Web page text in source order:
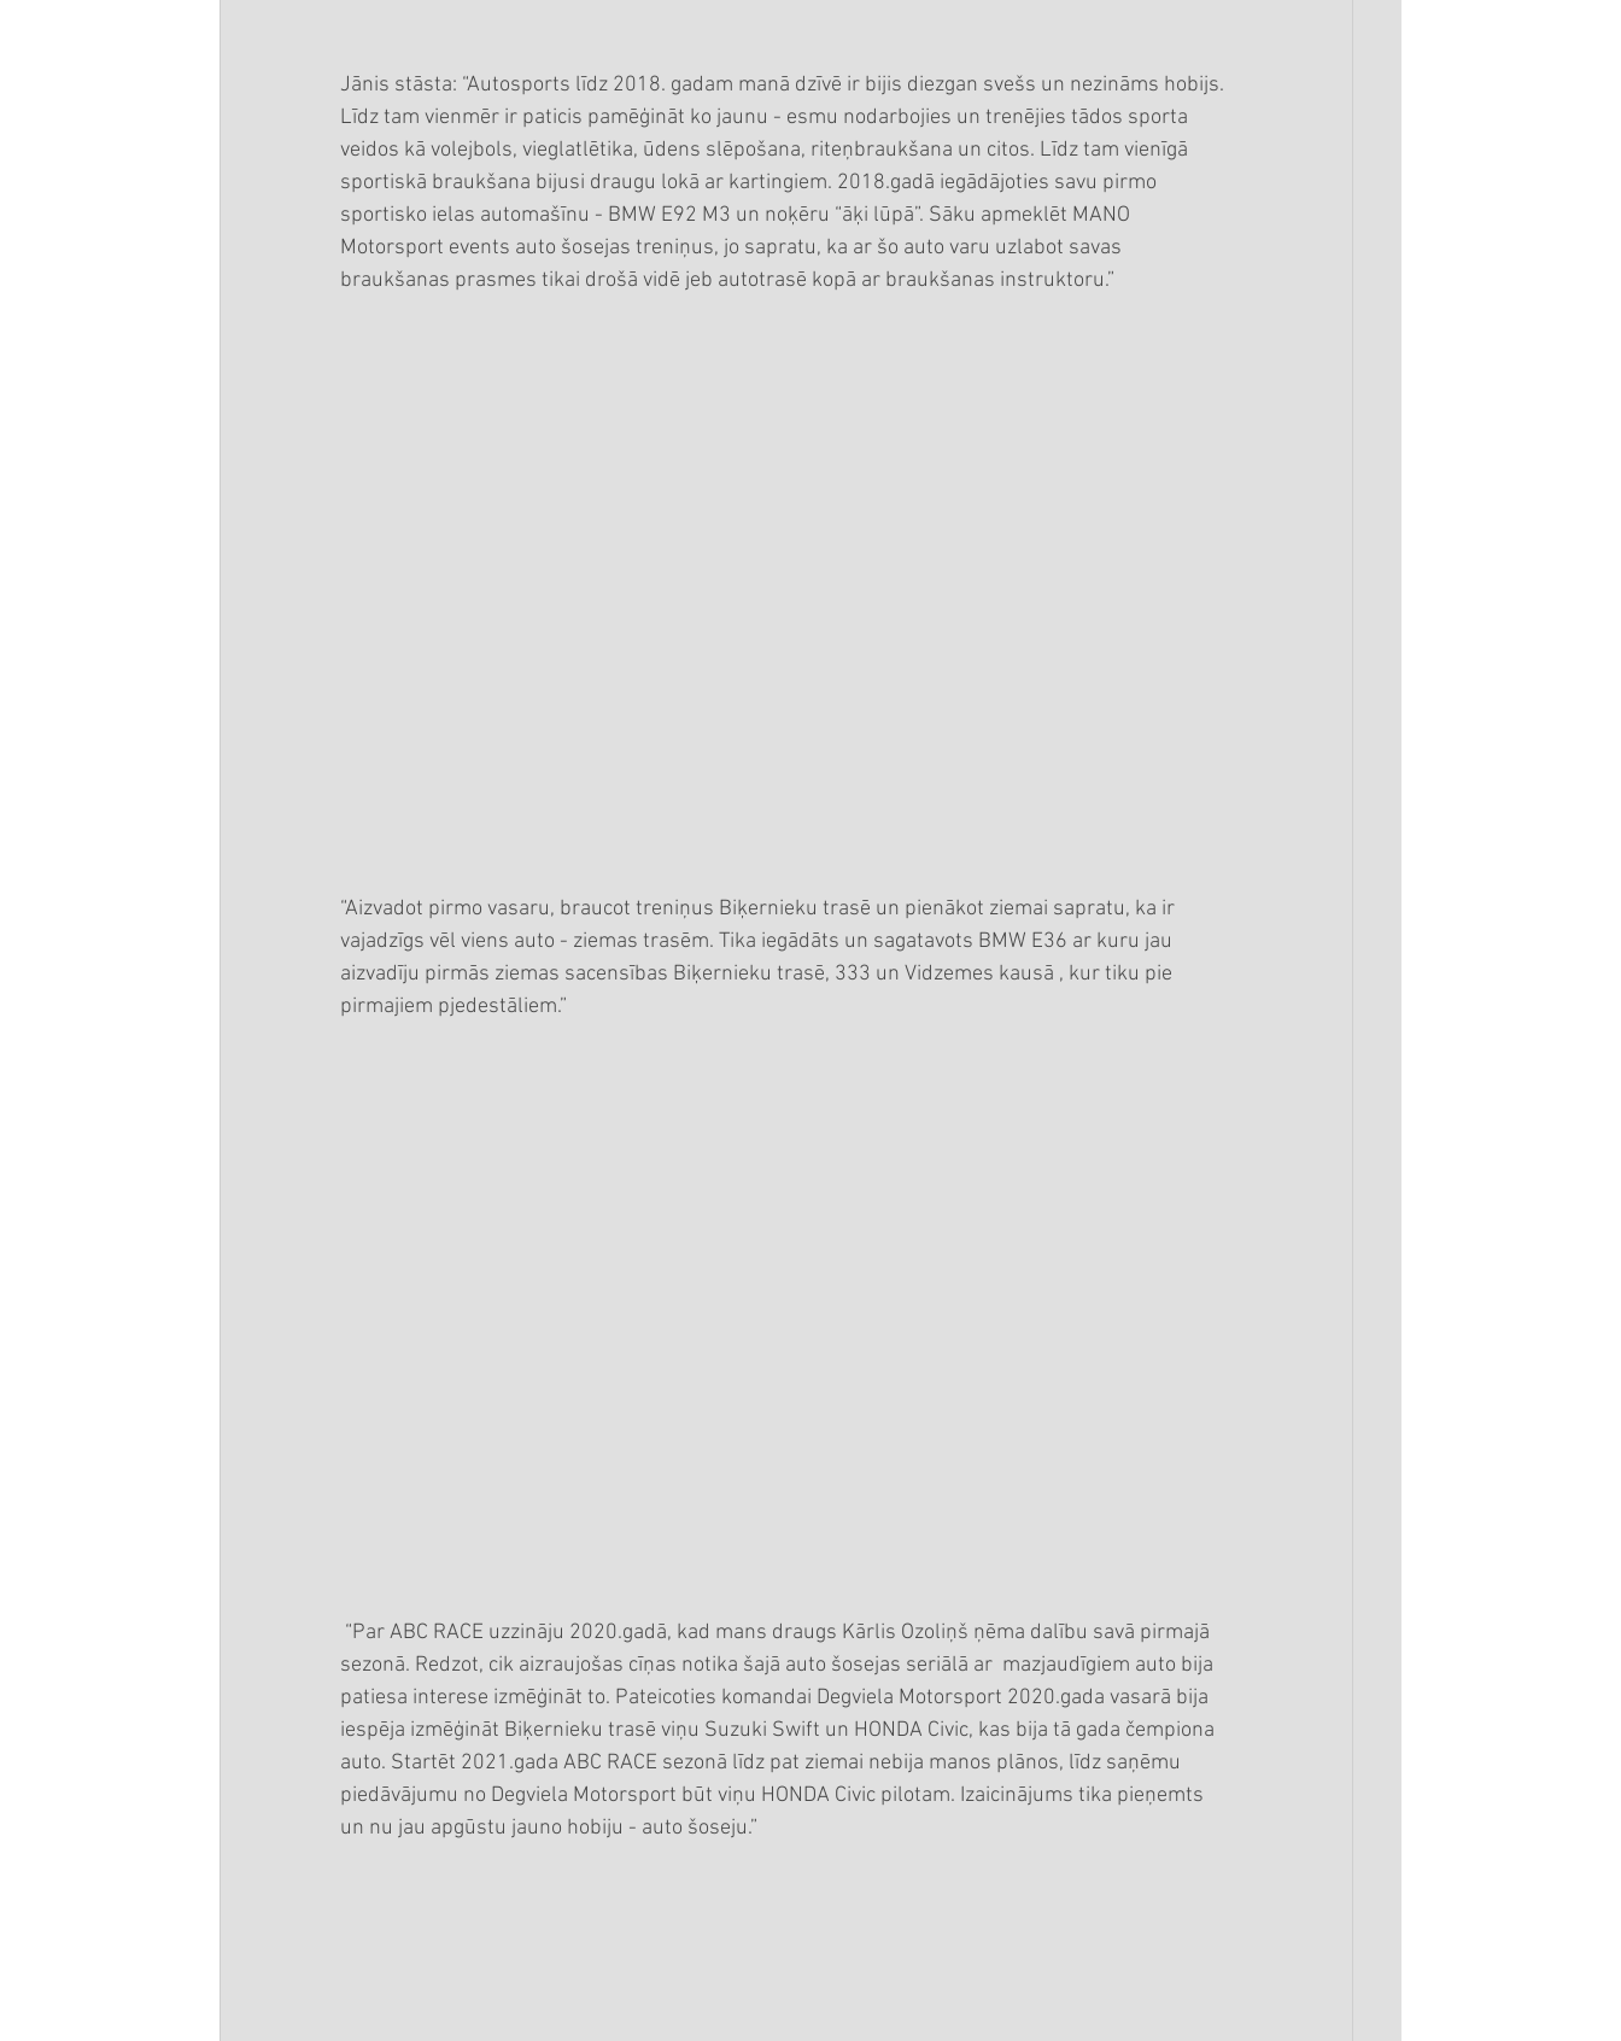
Jānis stāsta: “Autosports līdz 2018. gadam manā dzīvē ir bijis diezgan svešs un nezināms hobijs.
Līdz tam vienmēr ir paticis pamēģināt ko jaunu - esmu nodarbojies un trenējies tādos sporta
veidos kā volejbols, vieglatlētika, ūdens slēpošana, riteņbraukšana un citos. Līdz tam vienīgā
sportiskā braukšana bijusi draugu lokā ar kartingiem. 2018.gadā iegādājoties savu pirmo
sportisko ielas automašīnu - BMW E92 M3 un noķēru “āķi lūpā”. Sāku apmeklēt MANO
Motorsport events auto šosejas treniņus, jo sapratu, ka ar šo auto varu uzlabot savas
braukšanas prasmes tikai drošā vidē jeb autotrasē kopā ar braukšanas instruktoru.”
“Aizvadot pirmo vasaru, braucot treniņus Biķernieku trasē un pienākot ziemai sapratu, ka ir
vajadzīgs vēl viens auto - ziemas trasēm. Tika iegādāts un sagatavots BMW E36 ar kuru jau
aizvadīju pirmās ziemas sacensības Biķernieku trasē, 333 un Vidzemes kausā , kur tiku pie
pirmajiem pjedestāliem.”
sezonā. Redzot, cik aizraujošas cīņas notika šajā auto šosejas seriālā ar  mazjaudīgiem auto bija
patiesa interese izmēģināt to. Pateicoties komandai Degviela Motorsport 2020.gada vasarā bija
iespēja izmēģināt Biķernieku trasē viņu Suzuki Swift un HONDA Civic, kas bija tā gada čempiona
auto. Startēt 2021.gada ABC RACE sezonā līdz pat ziemai nebija manos plānos, līdz saņēmu
piedāvājumu no Degviela Motorsport būt viņu HONDA Civic pilotam. Izaicinājums tika pieņemts
un nu jau apgūstu jauno hobiju - auto šoseju.”